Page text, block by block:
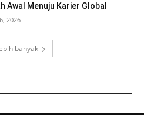
Awal Menuju Karier Global
2026
banyak